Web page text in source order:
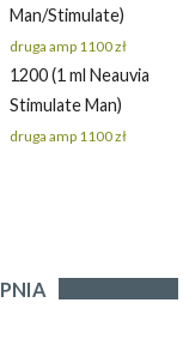
Man/Stimulate)
druga amp 1100 zł
1200 (1 ml Neauvia
Stimulate Man)
druga amp 1100 zł